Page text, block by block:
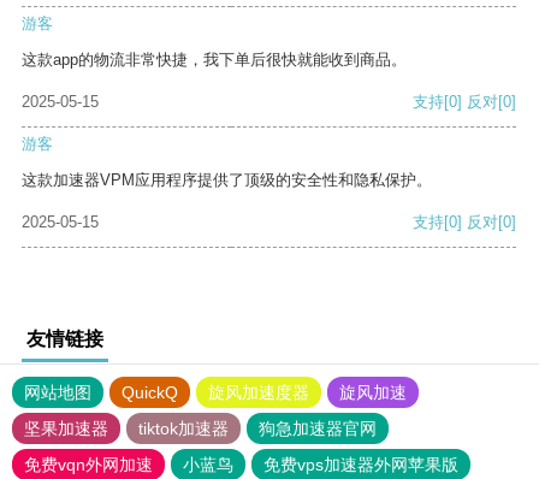
游客
这款app的物流非常快捷，我下单后很快就能收到商品。
2025-05-15 支持[0] 反对[0]
游客
这款加速器VPM应用程序提供了顶级的安全性和隐私保护。
2025-05-15 支持[0] 反对[0]
友情链接
网站地图 QuickQ 旋风加速度器
旋风加速
坚果加速器
tiktok加速器
狗急加速器官网
免费vqn外网加速
小蓝鸟
免费vps加速器外网苹果版